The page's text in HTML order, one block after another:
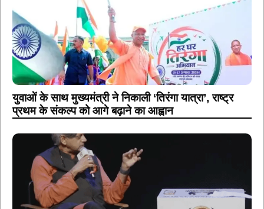
युवाओं के साथ मुख्यमंत्री ने निकाली ‘तिरंगा यात्रा’, राष्ट्र
प्रथम के संकल्प को आगे बढ़ाने का आह्वान